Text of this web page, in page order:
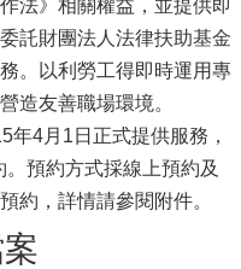
法》相關權益，並提供即
託財團法人法律扶助基金
。以利勞工得即時運用專
造友善職場環境。
年4月1日正式提供服務，
預約方式採線上預約及
約，詳情請參閱附件。